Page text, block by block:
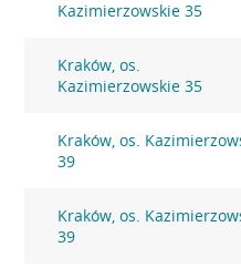
Kazimierzowskie 35
Kraków, os.
Kazimierzowskie 35
Kraków, os.
39
Kraków, os.
39